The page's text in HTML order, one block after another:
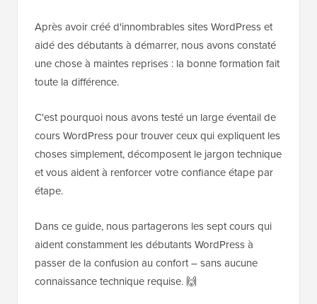
Après avoir créé d'innombrables sites WordPress et
aidé des débutants à démarrer, nous avons constaté
une chose à maintes reprises : la bonne formation fait
toute la différence.
C'est pourquoi nous avons testé un large éventail de
cours WordPress pour trouver ceux qui expliquent les
choses simplement, décomposent le jargon technique
et vous aident à renforcer votre confiance étape par
étape.
Dans ce guide, nous partagerons les sept cours qui
aident constamment les débutants WordPress à
passer de la confusion au confort – sans aucune
connaissance technique requise. 🙌